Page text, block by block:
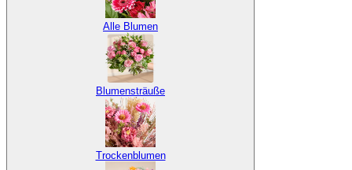
Alle Blumen
Blumensträuße
Trockenblumen